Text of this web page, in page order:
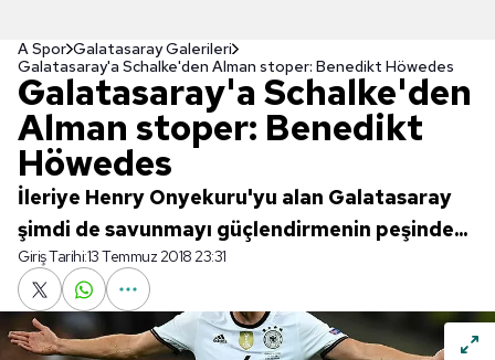
A Spor Galatasaray Galerileri
Galatasaray'a Schalke'den Alman stoper: Benedikt Höwedes
Galatasaray'a Schalke'den
Alman stoper: Benedikt
Höwedes
İleriye Henry Onyekuru'yu alan Galatasaray
şimdi de savunmayı güçlendirmenin peşinde...
Giriş Tarihi:13 Temmuz 2018 23:31